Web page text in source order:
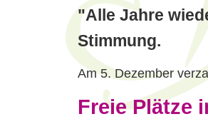
"Alle Jahre
Stimmung.
Am 5. Dezember
Freie Plätze